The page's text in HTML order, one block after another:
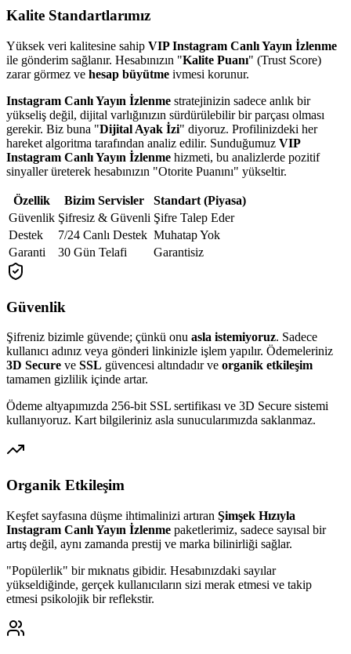
Kalite Standartlarımız
Yüksek veri kalitesine sahip VIP Instagram Canlı Yayın İzlenme
ile gönderim sağlanır. Hesabınızın "Kalite Puanı" (Trust Score)
zarar görmez ve hesap büyütme ivmesi korunur.
Instagram Canlı Yayın İzlenme stratejinizin sadece anlık bir
yükseliş değil, dijital varlığınızın sürdürülebilir bir parçası olması
gerekir. Biz buna "Dijital Ayak İzi" diyoruz. Profilinizdeki her
hareket algoritma tarafından analiz edilir. Sunduğumuz VIP
Instagram Canlı Yayın İzlenme hizmeti, bu analizlerde pozitif
sinyaller üreterek hesabınızın "Otorite Puanını" yükseltir.
Özellik Bizim Servisler
Standart (Piyasa)
Güvenlik Şifresiz & Güvenli Şifre Talep Eder
Destek
7/24 Canlı Destek Muhatap Yok
Garanti
30 Gün Telafi Garantisiz
Güvenlik
Şifreniz bizimle güvende; çünkü onu asla istemiyoruz. Sadece
kullanıcı adınız veya gönderi linkinizle işlem yapılır. Ödemeleriniz
3D Secure ve SSL güvencesi altındadır ve organik etkileşim
tamamen gizlilik içinde artar.
Ödeme altyapımızda 256-bit SSL sertifikası ve 3D Secure sistemi
kullanıyoruz. Kart bilgileriniz asla sunucularımızda saklanmaz.
Organik Etkileşim
Keşfet sayfasına düşme ihtimalinizi artıran Şimşek Hızıyla
Instagram Canlı Yayın İzlenme paketlerimiz, sadece sayısal bir
artış değil, aynı zamanda prestij ve marka bilinirliği sağlar.
"Popülerlik" bir mıknatıs gibidir. Hesabınızdaki sayılar
yükseldiğinde, gerçek kullanıcıların sizi merak etmesi ve takip
etmesi psikolojik bir reflekstir.